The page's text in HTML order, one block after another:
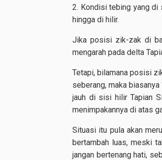
2. Kondisi tebing yang di
hingga di hilir.
Jika posisi zik-zak di
mengarah pada delta
Tetapi, bilamana posisi
seberang, maka
jauh di sisi hilir Tapian
menimpakannya di atas
Situasi itu pula akan
bertambah luas, meski
jangan bertenang hati,